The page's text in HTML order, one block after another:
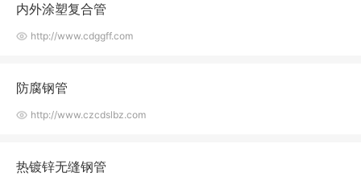
内外涂塑复合管
http://www.cdggff.com
防腐钢管
http://www.czcdslbz.com
热镀锌无缝钢管